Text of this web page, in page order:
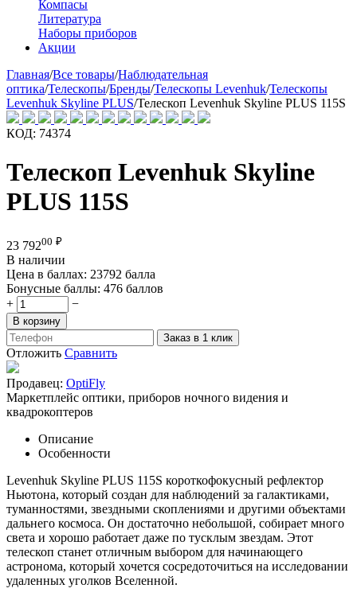
Компасы
Литература
Наборы приборов
Акции
Главная/Все товары/Наблюдательная
оптика/Телескопы/Бренды/Телескопы Levenhuk/Телескопы
Levenhuk Skyline PLUS/Телескоп Levenhuk Skyline PLUS 115S
КОД: 74374
Телескоп Levenhuk Skyline
PLUS 115S
23 79200 ₽
В наличии
Цена в баллах: 23792 балла
Бонусные баллы: 476 баллов
+
−
В корзину
Заказ в 1 клик
Отложить Сравнить
Продавец: OptiFly
Маркетплейс оптики, приборов ночного видения и
квадрокоптеров
Описание
Особенности
Levenhuk Skyline PLUS 115S короткофокусный рефлектор
Ньютона, который создан для наблюдений за галактиками,
туманностями, звездными скоплениями и другими объектами
дальнего космоса. Он достаточно небольшой, собирает много
света и хорошо работает даже по тусклым звездам. Этот
телескоп станет отличным выбором для начинающего
астронома, который хочется сосредоточиться на исследовании
удаленных уголков Вселенной.